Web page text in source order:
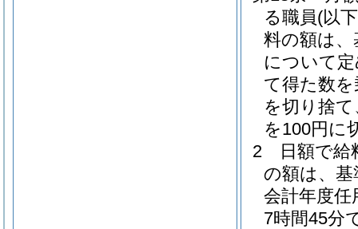
る職員(以
料の額は
について
て得た数
を切り捨
を100円に
2
日額で
の額は、
会計年度
7時間45分